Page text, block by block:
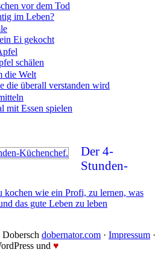
vor dem Tod
im Leben?
Ei gekocht
schälen
die Welt
die überall verstanden wird
mit Essen spielen
Der 4-
Stunden-
kochen wie ein Profi, zu lernen, was
das gute Leben zu leben
dobernator.com · Impressum ·
und ♥